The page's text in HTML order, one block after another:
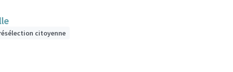
citoyenne